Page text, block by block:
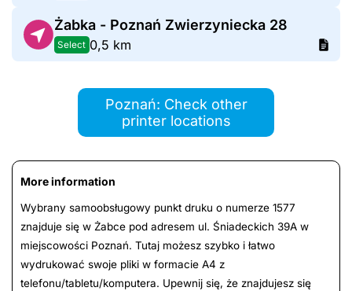
Żabka - Poznań Zwierzyniecka 28
Select 0,5 km
Poznań: Check other
printer locations
More information
Wybrany samoobsługowy punkt druku o numerze 1577
znajduje się w Żabce pod adresem ul. Śniadeckich 39A w
miejscowości Poznań. Tutaj możesz szybko i łatwo
wydrukować swoje pliki w formacie A4 z
telefonu/tabletu/komputera. Upewnij się, że znajdujesz się